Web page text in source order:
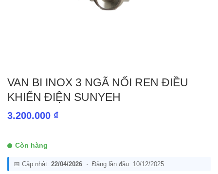
VAN BI INOX 3 NGÃ NỐI REN ĐIỀU
KHIỂN ĐIỆN SUNYEH
3.200.000 ₫
Còn hàng
📅 Cập nhật: 22/04/2026 · Đăng lần đầu: 10/12/2025